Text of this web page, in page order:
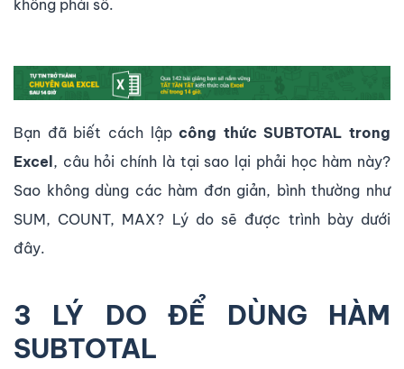
không phải số.
Bạn đã biết cách lậpcông thức SUBTOTAL trong
Excel, câu hỏi chính là tại sao lại phải học hàm này?
Sao không dùng các hàm đơn giản, bình thường như
SUM, COUNT, MAX? Lý do sẽ được trình bày dưới
đây.
3 LÝ DO ĐỂ DÙNG HÀM
SUBTOTAL